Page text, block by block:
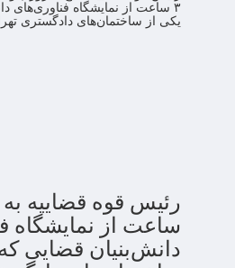
۳ ساعت از نمایشگاه فناوری‌های
یکی از ساختمان‌های دادگستری
ساعت از نمایشگاه
دانش‌بنیان قضایی